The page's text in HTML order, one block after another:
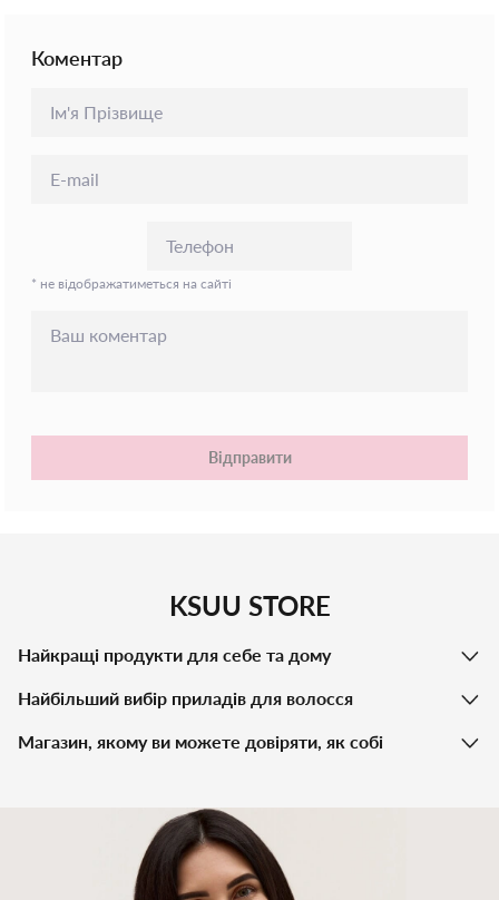
Коментар
* не відображатиметься на сайті
Відправити
KSUU STORE
Найкращі продукти для себе та дому
Найбільший вибір приладів для волосся
Магазин, якому ви можете довіряти, як собі